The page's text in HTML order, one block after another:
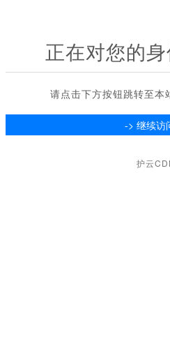
正在对您的
请点击下方按钮跳转至本
护云